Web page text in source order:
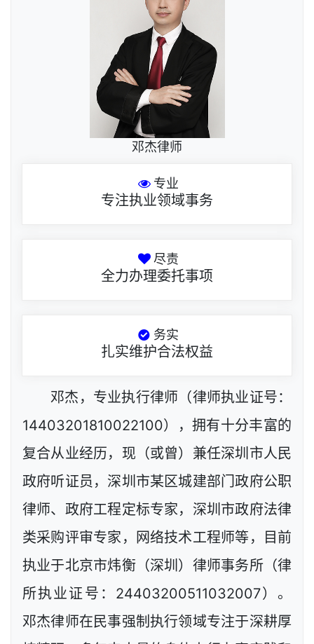
邓杰律师
专业
专注执业领域事务
尽责
全力办理委托事项
务实
扎实维护合法权益
邓杰，专业执行律师（律师执业证号：
14403201810022100），拥有十分丰富的
复合从业经历，现（或曾）兼任深圳市人民
政府听证员，深圳市某区城建部门政府公职
律师、政府工程定标专家，深圳市政府法律
类采购评审专家，网络技术工程师等，目前
执业于北京市炜衡（深圳）律师事务所（律
所执业证号：24403200511032007）。
邓杰律师在民事强制执行领域专注于深耕厚